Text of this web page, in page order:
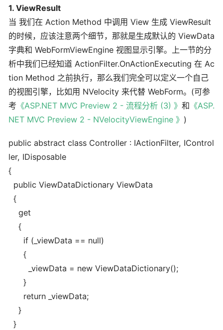
1. ViewResult
当 我们在 Action Method 中调用 View 生成 ViewResult
的时候，应该注意两个细节，那就是生成默认的 ViewData
字典和 WebFormViewEngine 视图显示引擎。上一节的分
析中我们已经知道 ActionFilter.OnActionExecuting 在 Ac
tion Method 之前执行，那么我们完全可以定义一个自己
的视图引擎，比如用 NVelocity 来代替 WebForm。(可参
考 《ASP.NET MVC Preview 2 - 流程分析 (3) 》 和 《ASP.
NET MVC Preview 2 - NVelocityViewEngine 》 )
public abstract class Controller : IActionFilter, IControl
ler, IDisposable
{
public ViewDataDictionary ViewData
{
get
{
if (_viewData == null)
{
_viewData = new ViewDataDictionary();
}
return _viewData;
}
}